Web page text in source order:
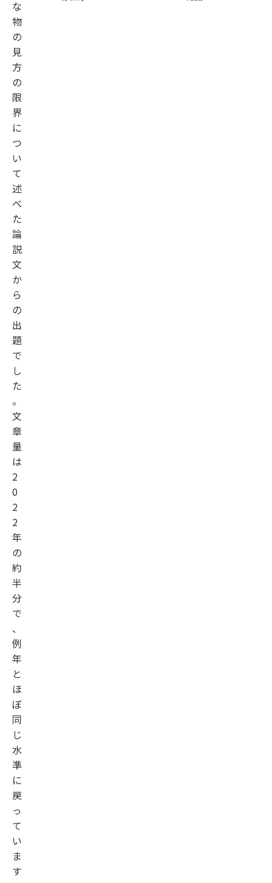
な
物
の
見
方
の
限
界
に
つ
い
て
述
べ
た
論
説
文
か
ら
の
出
題
で
し
た
。
文
章
量
は
2
0
2
2
年
の
約
半
分
で
、
例
年
と
ほ
ぼ
同
じ
水
準
に
戻
っ
て
い
ま
す